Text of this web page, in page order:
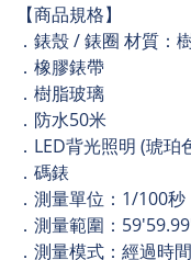
【商品規格】
．錶殼 / 錶圈 材質：
．橡膠錶帶
．樹脂玻璃
．防水50米
．LED背光照明 (琥珀
．碼錶
．測量單位：1/100秒
．測量範圍：
．測量模式：經過時